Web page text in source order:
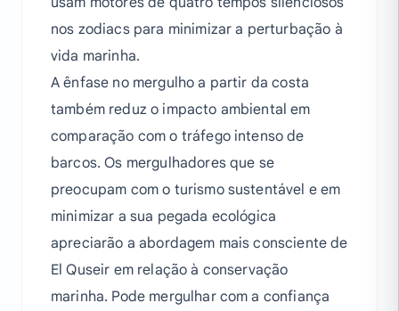
nos zodiacs para minimizar a perturbação à
vida marinha.
A ênfase no mergulho a partir da costa
também reduz o impacto ambiental em
comparação com o tráfego intenso de
barcos. Os mergulhadores que se
preocupam com o turismo sustentável e em
minimizar a sua pegada ecológica
apreciarão a abordagem mais consciente de
El Quseir em relação à conservação
marinha. Pode mergulhar com a confiança